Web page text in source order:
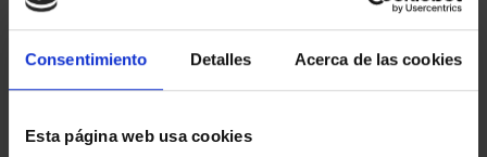
Consentimiento Detalles Acerca de las cookies
Esta página web usa cookies
5 Productos encontrados